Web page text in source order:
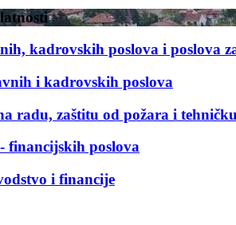
kadrovskih poslova i poslova
i kadrovskih poslova
radu, zaštitu od požara i
financijskih poslova
i financije